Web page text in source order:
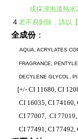
或採浸泡
4 若不易剝除，請以
全成份：
AQUA, ACRYLATES
     FRAGRANCE,
DECYLENE
[+/- CI 11680, CI
     CI 16035, CI 74160,
     CI 77007,
CI 77019
CI 77491, CI